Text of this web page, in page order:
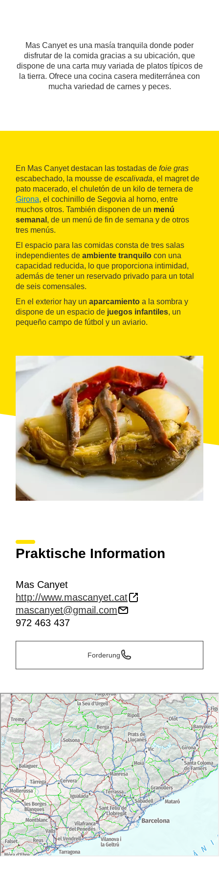
Mas Canyet es una masía tranquila donde poder
disfrutar de la comida gracias a su ubicación, que
dispone de una carta muy variada de platos típicos de
la tierra. Ofrece una cocina casera mediterránea con
mucha variedad de carnes y peces.
En Mas Canyet destacan las tostadas de foie gras
escabechado, la mousse de escalivada, el magret de
pato macerado, el chuletón de un kilo de ternera de
Girona, el cochinillo de Segovia al horno, entre
muchos otros. También disponen de un menú
semanal , de un menú de fin de semana y de otros
tres menús.
El espacio para las comidas consta de tres salas
independientes de ambiente tranquilo con una
capacidad reducida, lo que proporciona intimidad,
además de tener un reservado privado para un total
de seis comensales.
En el exterior hay un aparcamiento a la sombra y
dispone de un espacio de juegos infantiles, un
pequeño campo de fútbol y un aviario.
Praktische Information
Mas Canyet
http://www.mascanyet.cat
mascanyet@gmail.com
972 463 437
Forderung